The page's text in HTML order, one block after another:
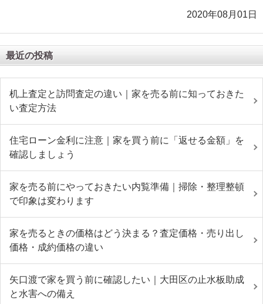
2020年08月01日
最近の投稿
机上査定と訪問査定の違い｜家を売る前に知っておきた
い査定方法
住宅ローン金利に注意｜家を買う前に「返せる金額」を
確認しましょう
家を売る前にやっておきたい内覧準備｜掃除・整理整頓
で印象は変わります
家を売るときの価格はどう決まる？査定価格・売り出し
価格・成約価格の違い
矢口渡で家を買う前に確認したい｜大田区の止水板助成
と水害への備え